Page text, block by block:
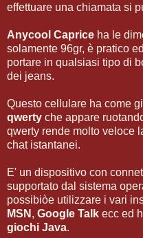
effettuare una chiamata si
Anycool Caprice ha le
solamente 96gr, è pratico
portare in qualsiasi tipo di
dei jeans.
Questo cellulare ha come
qwerty che appare
qwerty rende molto veloce
chat istantanei.
E' un dispositivo con
supportato dal sistema
possibiòe utilizzare i vari
MSN , Google Talk ecc ed
giochi Java.